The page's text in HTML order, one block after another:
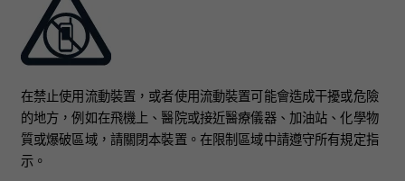
在禁止使用流動裝置，或者使用流動裝置可能會造成干擾或危險
的地方，例如在飛機上、醫院或接近醫療儀器、加油站、化學物
質或爆破區域，請關閉本裝置。在限制區域中請遵守所有規定指
示。